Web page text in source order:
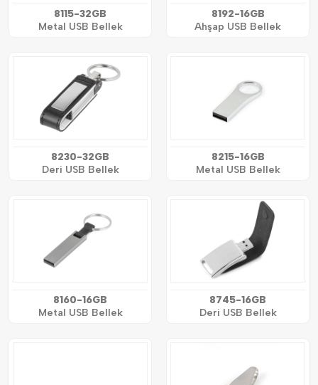
8115-32GB
Metal USB Bellek
8192-16GB
Ahşap USB Bellek
8230-32GB
Deri USB Bellek
8215-16GB
Metal USB Bellek
8160-16GB
Metal USB Bellek
8745-16GB
Deri USB Bellek